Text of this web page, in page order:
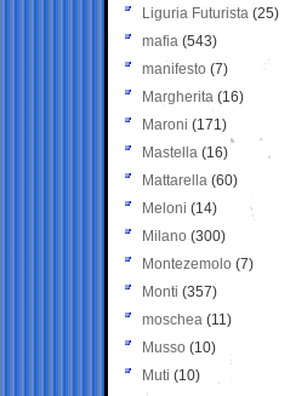
Liguria Futurista (25)
mafia (543)
manifesto (7)
Margherita (16)
Maroni (171)
Mastella (16)
Mattarella (60)
Meloni (14)
Milano (300)
Montezemolo (7)
Monti (357)
moschea (11)
Musso (10)
Muti (10)